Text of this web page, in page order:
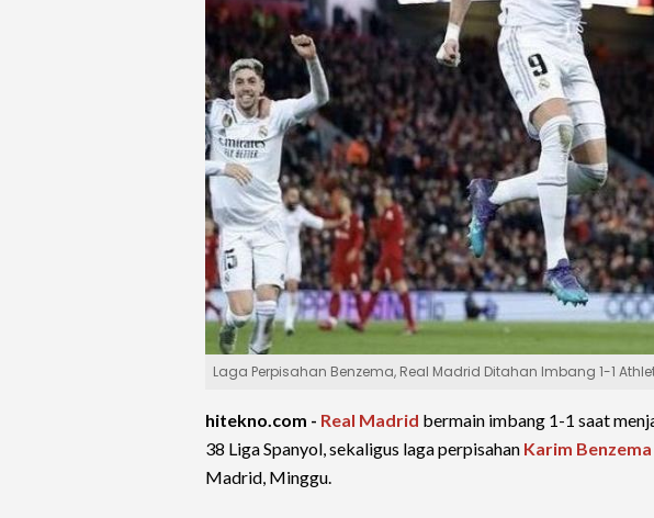
Laga Perpisahan Benzema, Real Madrid Ditahan Imbang 1-1
hitekno.com - Real Madrid bermain imbang 1-1 saat
38 Liga Spanyol, sekaligus laga perpisahan Karim Benzema
Madrid, Minggu.